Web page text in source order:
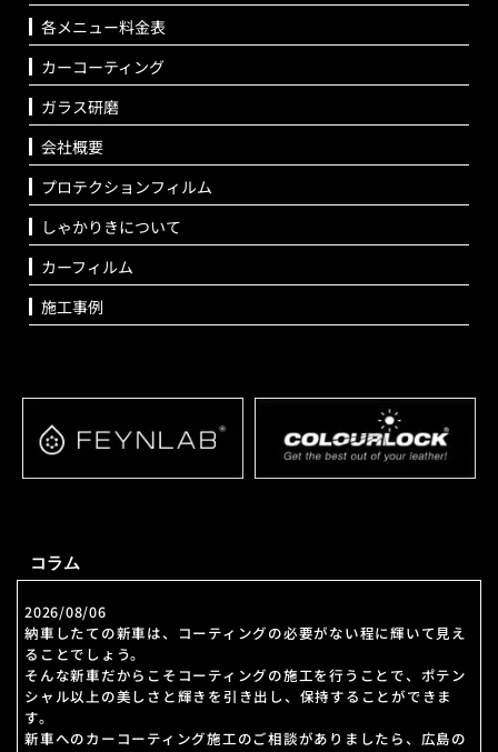
各メニュー料金表
カーコーティング
ガラス研磨
会社概要
プロテクションフィルム
しゃかりきについて
カーフィルム
施工事例
コラム
2026/08/06
納車したての新車は、コーティングの必要がない程に輝いて見え
ることでしょう。
そんな新車だからこそコーティングの施工を行うことで、ポテン
シャル以上の美しさと輝きを引き出し、保持することができま
す。
新車へのカーコーティング施工のご相談がありましたら、広島の